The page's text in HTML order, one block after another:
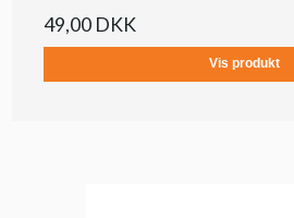
49,00 DKK
Vis produkt